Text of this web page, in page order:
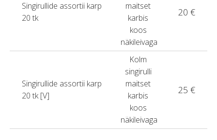
Singirullide assortii karp
20 tk
maitset
karbis
koos
näkileivaga
20 €
Singirullide assortii karp
20 tk [V]
Kolm
singirulli
maitset
karbis
koos
näkileivaga
25 €